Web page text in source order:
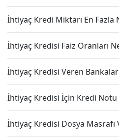
İhtiyaç Kredi Miktarı En Fazla
İhtiyaç Kredisi Faiz Oranları
İhtiyaç Kredisi Veren
İhtiyaç Kredisi İçin Kredi Notu
İhtiyaç Kredisi Dosya Masrafı